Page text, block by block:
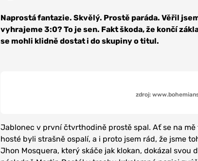
Naprostá fantazie. Skvělý. Prostě paráda. Věřil
vyhrajeme 3:0? To je sen. Fakt škoda, že končí
se mohli klidně dostat i do skupiny o titul.
zdroj:
Jablonec v první čtvrthodině prostě spal. Ať se na
hosté byli strašně ospalí, a i proto jsem rád, že jsme
Jhon Mosquera, který skáče jak klokan, dokázal svou